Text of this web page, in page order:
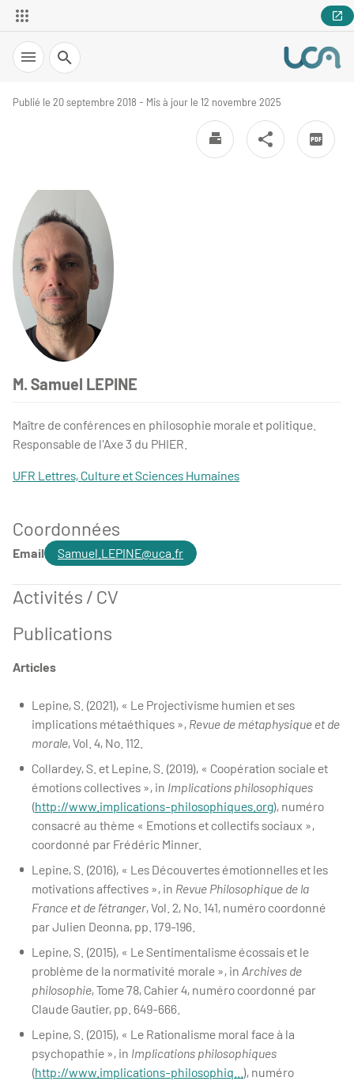
Recherche
Publié le 20 septembre 2018 - Mis à jour le 12 novembre 2025
M. Samuel LEPINE
Maître de conférences en philosophie morale et politique.
Responsable de l'Axe 3 du PHIER.
UFR Lettres, Culture et Sciences Humaines
Coordonnées
Email Samuel.LEPINE@uca.fr
Activités / CV
Publications
Articles
Lepine, S. (2021), « Le Projectivisme humien et ses
implications métaéthiques », Revue de métaphysique et de
morale, Vol. 4, No. 112.
Collardey, S. et Lepine, S. (2019), « Coopération sociale et
émotions collectives », in Implications philosophiques
(http://www.implications-philosophiques.org), numéro
consacré au thème « Emotions et collectifs sociaux »,
coordonné par Frédéric Minner.
Lepine, S. (2016), « Les Découvertes émotionnelles et les
motivations affectives », in Revue Philosophique de la
France et de l’étranger, Vol. 2, No. 141, numéro coordonné
par Julien Deonna, pp. 179-196.
Lepine, S. (2015), « Le Sentimentalisme écossais et le
problème de la normativité morale », in Archives de
philosophie, Tome 78, Cahier 4, numéro coordonné par
Claude Gautier, pp. 649-666.
Lepine, S. (2015), « Le Rationalisme moral face à la
psychopathie », in Implications philosophiques
(http://www.implications-philosophiq... ), numéro